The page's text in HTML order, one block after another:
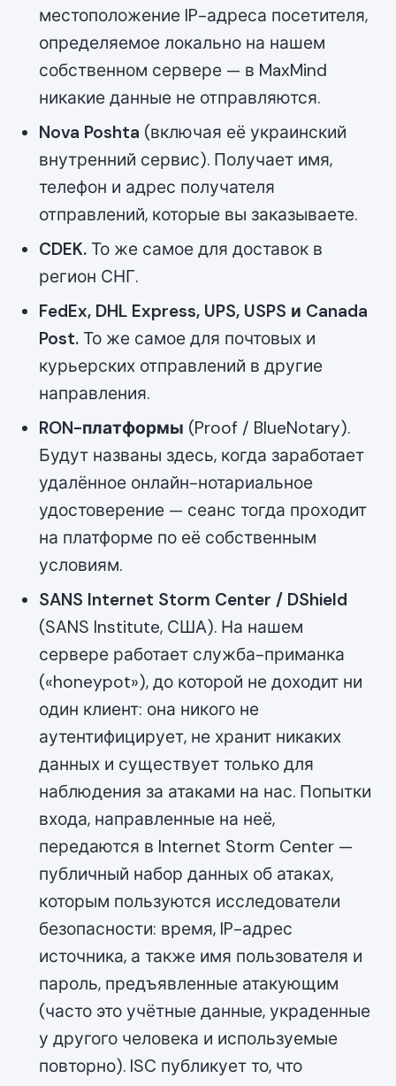
местоположение IP-адреса посетителя,
определяемое локально на нашем
собственном сервере — в MaxMind
никакие данные не отправляются.
Nova Poshta (включая её украинский
внутренний сервис). Получает имя,
телефон и адрес получателя
отправлений, которые вы заказываете.
CDEK. То же самое для доставок в
регион СНГ.
FedEx, DHL Express, UPS, USPS и Canada
Post. То же самое для почтовых и
курьерских отправлений в другие
направления.
RON-платформы (Proof / BlueNotary).
Будут названы здесь, когда заработает
удалённое онлайн-нотариальное
удостоверение — сеанс тогда проходит
на платформе по её собственным
условиям.
SANS Internet Storm Center / DShield
(SANS Institute, США). На нашем
сервере работает служба-приманка
(«honeypot»), до которой не доходит ни
один клиент: она никого не
аутентифицирует, не хранит никаких
данных и существует только для
наблюдения за атаками на нас. Попытки
входа, направленные на неё,
передаются в Internet Storm Center —
публичный набор данных об атаках,
которым пользуются исследователи
безопасности: время, IP-адрес
источника, а также имя пользователя и
пароль, предъявленные атакующим
(часто это учётные данные, украденные
у другого человека и используемые
повторно). ISC публикует то, что